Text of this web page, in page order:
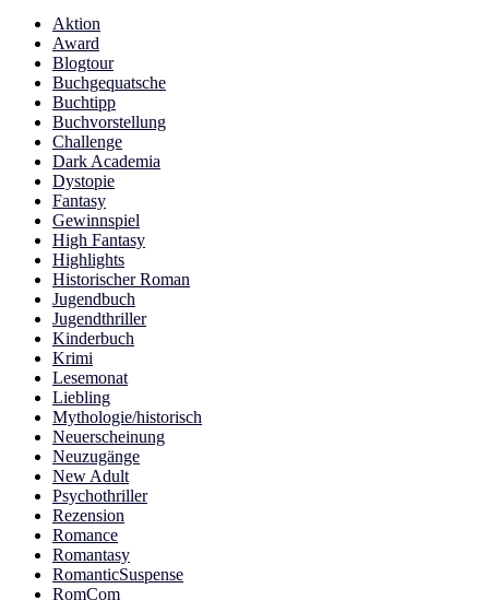
Aktion
Award
Blogtour
Buchgequatsche
Buchtipp
Buchvorstellung
Challenge
Dark Academia
Dystopie
Fantasy
Gewinnspiel
High Fantasy
Highlights
Historischer Roman
Jugendbuch
Jugendthriller
Kinderbuch
Krimi
Lesemonat
Liebling
Mythologie/historisch
Neuerscheinung
Neuzugänge
New Adult
Psychothriller
Rezension
Romance
Romantasy
RomanticSuspense
RomCom